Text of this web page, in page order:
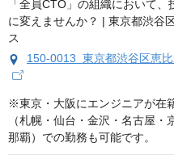
150-0013 東京都渋谷区恵
※東京・大阪にエンジニアが在
（札幌・仙台・金沢・名古屋・
那覇）での勤務も可能です。